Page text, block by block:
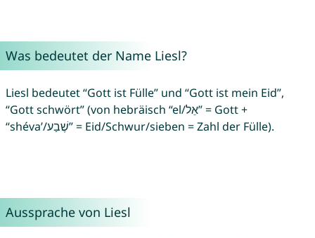
Was bedeutet der Name Liesl?
Liesl bedeutet “Gott ist Fülle” und “Gott ist mein Eid”,
“Gott schwört” (von hebräisch “el/אֵל” = Gott +
“shéva’/שֶׁבַע” = Eid/Schwur/sieben = Zahl der Fülle).
Aussprache von Liesl